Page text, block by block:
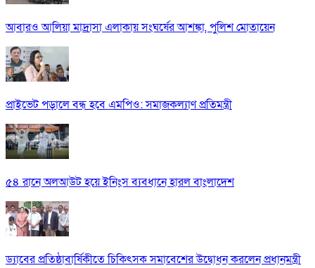
আবারও আলিয়া মাদ্রাসা এলাকায় সংঘর্ষের আশঙ্কা, পুলিশ মোতায়েন
প্রাইভেট পড়ালে বন্ধ হবে এমপিও: সমাজকল্যাণ প্রতিমন্ত্রী
৫৪ রানে অলআউট হয়ে ইনিংস ব্যবধানে হারল বাংলাদেশ
ড্যাবের প্রতিষ্ঠাবার্ষিকীতে চিকিৎসক সমাবেশের উদ্বোধন করলেন প্রধানমন্ত্রী